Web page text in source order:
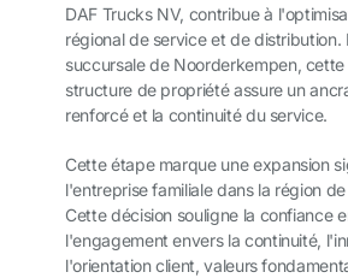
DAF Trucks NV, contribue à
régional de service et de distribution.
succursale de Noorderkempen, cette
structure de propriété assure un
renforcé et la continuité du service.
Cette étape marque une expansion
l'entreprise familiale dans la région
Cette décision souligne la confiance
l'engagement envers la continuité,
l'orientation client, valeurs